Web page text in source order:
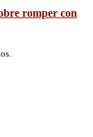
romper con